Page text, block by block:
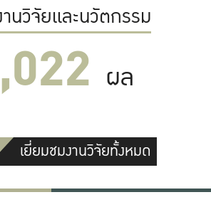
นวิจัยและนวัตกรรม
ผล
เยี่ยมชมงานวิจัยทั้งหมด